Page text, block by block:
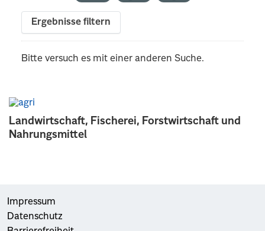
Landwirtschaft, Fischerei, Forstwirtschaft und
Nahrungsmittel
Ergebnisse filtern
Bitte versuch es mit einer anderen Suche.
Impressum
Datenschutz